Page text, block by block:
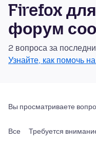
Firefox
форум
2 вопроса за
Узнайте, как помочь
Вы просматриваете
Все Требуется